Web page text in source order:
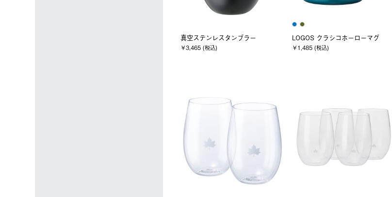
真空ステンレスタンブラー
￥3,465 (税込)
LOGOS クラシコホーローマグ
￥1,485 (税込)